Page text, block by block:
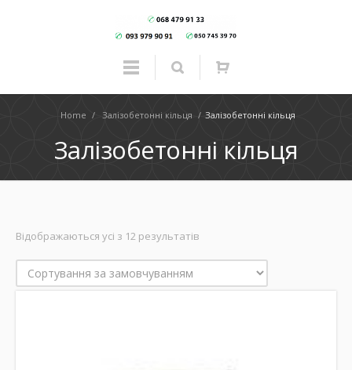
Home / Залізобетонні кільця / Залізобетонні кільця
Залізобетонні кільця
Відображаються усі з 12 результатів